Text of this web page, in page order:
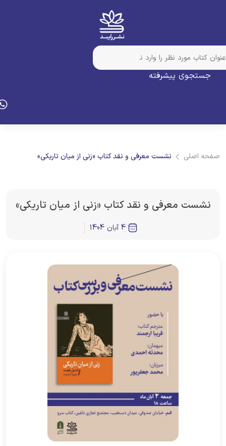
جستجوی پیشرفته
اصلی نشست معرفی و نقد کتاب «زنی از میان تاریکی»
نشست معرفی و نقد کتاب «زنی از میان تاریکی»
4 آبان 1404